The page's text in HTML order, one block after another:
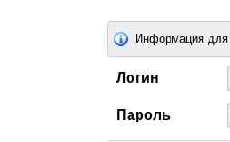
Информация для
Логин
Пароль